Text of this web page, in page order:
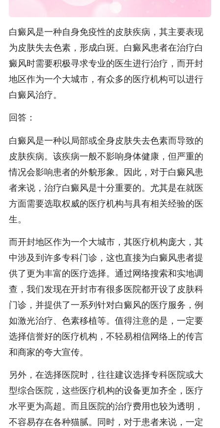
白癜风是一种自身免疫性的皮肤疾病，其主要表现
为皮肤失去色素，形成白斑。白癜风患者在治疗白
癜风时需要积极寻求专业的医生进行治疗，而开封
地区作为一个大城市，有众多的医疗机构可以进行
白癜风治疗。
回答：
白癜风是一种以局部或全身皮肤失去色素而导致的
皮肤疾病。该疾病一般不影响身体健康，但严重的
情况会影响患者的外貌形象。因此，对于白癜风患
者来说，治疗白癜风是十分重要的。尤其是在就医
方面需要选取权威的医疗机构与具有相关经验的医
生。
而开封地区作为一个大城市，其医疗机构庞大，其
中涉及到许多专科门诊，这也直接为白癜风患者提
供了更为丰富的医疗选择。通过网络搜索和实地调
查，我们发现在开封市有很多医院都开设了皮肤科
门诊，并提供了一系列针对白癜风的医疗服务，例
如激光治疗、色素移植等。值得注意的是，一定要
选择信誉好的医疗机构，不轻易相信网络上的传言
和商家的夸大宣传。
另外，在选择医院时，往往建议选择专科医院或大
型综合医院，这些医疗机构的设备更加齐全，医疗
水平更为高超。而且医院的治疗费用也较为透明，
不容易存在各种猫腻。同时，对于患者来说，一定